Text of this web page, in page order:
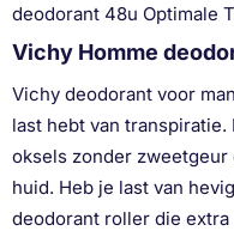
deodorant 48u Optimale
Vichy Homme
Vichy deodorant voor
last hebt van
oksels zonder
huid. Heb je last van
deodorant roller die